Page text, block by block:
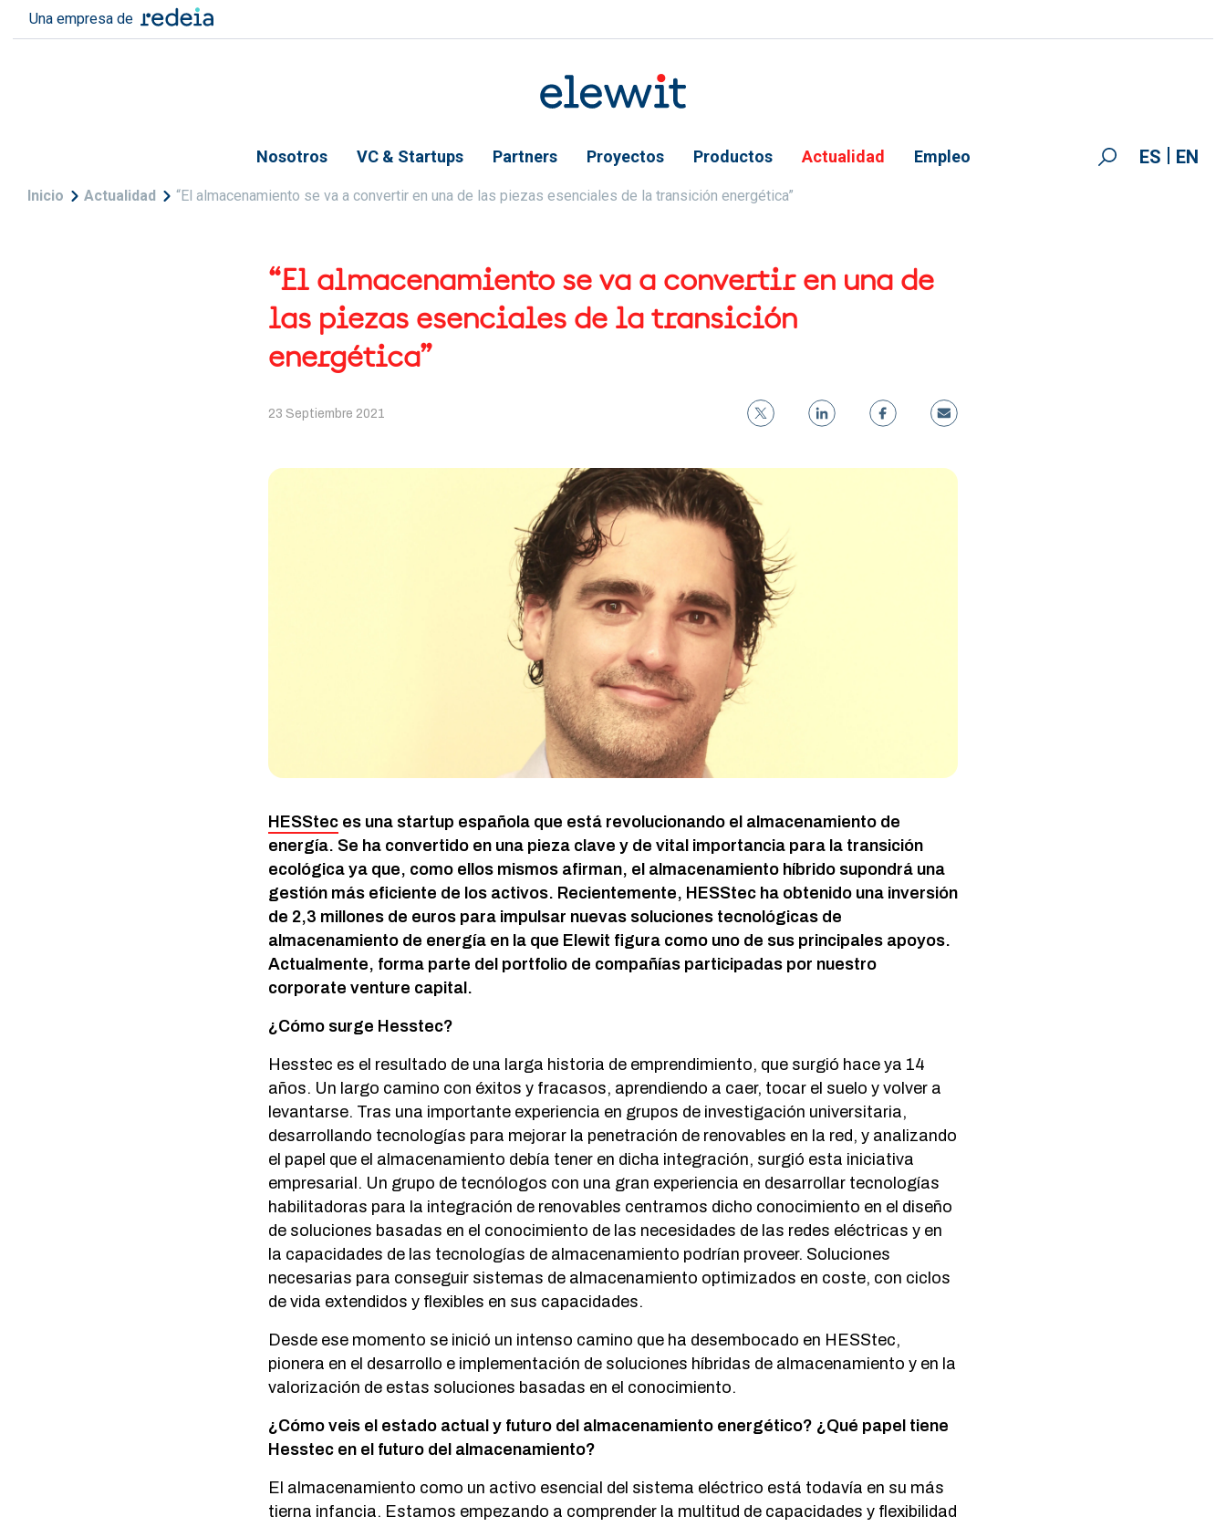
Pasar al contenido principal
Una empresa de
ES EN
Nosotros VC & Startups Partners Proyectos Productos Actualidad Empleo
Sobrescribir enlaces de ayuda a la navegación
Inicio Actualidad “El almacenamiento se va a convertir en una de las piezas esenciales de la transición energética”
“El almacenamiento se va a convertir en una de
las piezas esenciales de la transición
energética”
23 Septiembre 2021
HESStec es una startup española que está revolucionando el almacenamiento de
energía. Se ha convertido en una pieza clave y de vital importancia para la transición
ecológica ya que, como ellos mismos afirman, el almacenamiento híbrido supondrá una
gestión más eficiente de los activos. Recientemente, HESStec ha obtenido una inversión
de 2,3 millones de euros para impulsar nuevas soluciones tecnológicas de
almacenamiento de energía en la que Elewit figura como uno de sus principales apoyos.
Actualmente, forma parte del portfolio de compañías participadas por nuestro
corporate venture capital.
¿Cómo surge Hesstec?
Hesstec es el resultado de una larga historia de emprendimiento, que surgió hace ya 14
años. Un largo camino con éxitos y fracasos, aprendiendo a caer, tocar el suelo y volver a
levantarse. Tras una importante experiencia en grupos de investigación universitaria,
desarrollando tecnologías para mejorar la penetración de renovables en la red, y analizando
el papel que el almacenamiento debía tener en dicha integración, surgió esta iniciativa
empresarial. Un grupo de tecnólogos con una gran experiencia en desarrollar tecnologías
habilitadoras para la integración de renovables centramos dicho conocimiento en el diseño
de soluciones basadas en el conocimiento de las necesidades de las redes eléctricas y en
la capacidades de las tecnologías de almacenamiento podrían proveer. Soluciones
necesarias para conseguir sistemas de almacenamiento optimizados en coste, con ciclos
de vida extendidos y flexibles en sus capacidades.
Desde ese momento se inició un intenso camino que ha desembocado en HESStec,
pionera en el desarrollo e implementación de soluciones híbridas de almacenamiento y en la
valorización de estas soluciones basadas en el conocimiento.
¿Cómo veis el estado actual y futuro del almacenamiento energético? ¿Qué papel tiene
Hesstec en el futuro del almacenamiento?
El almacenamiento como un activo esencial del sistema eléctrico está todavía en su más
tierna infancia. Estamos empezando a comprender la multitud de capacidades y flexibilidad